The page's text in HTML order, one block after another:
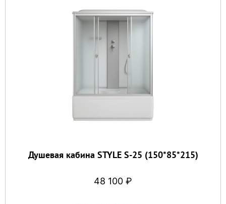
Душевая кабина STYLE S-25 (150*85*215)
48 100 ₽